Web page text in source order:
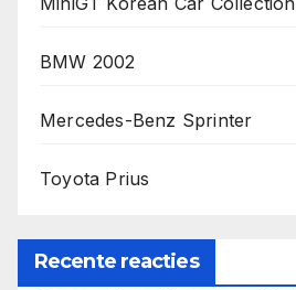
BMW 2002
Mercedes-Benz Sprinter
Toyota Prius
Recente reacties